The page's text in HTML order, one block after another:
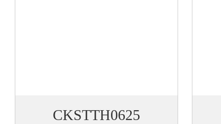
CKSTTH0625